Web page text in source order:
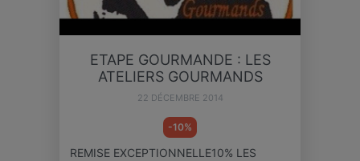
ETAPE GOURMANDE : LES
ATELIERS GOURMANDS
22 DÉCEMBRE 2014
-10%
REMISE EXCEPTIONNELLE10% LES